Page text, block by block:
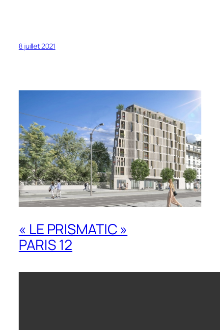
8 juillet 2021
« LE PRISMATIC »
PARIS 12